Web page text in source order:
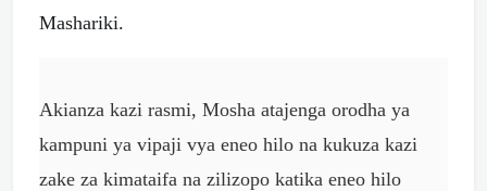
Mashariki.
Akianza kazi rasmi, Mosha atajenga orodha ya
kampuni ya vipaji vya eneo hilo na kukuza kazi
zake za kimataifa na zilizopo katika eneo hilo